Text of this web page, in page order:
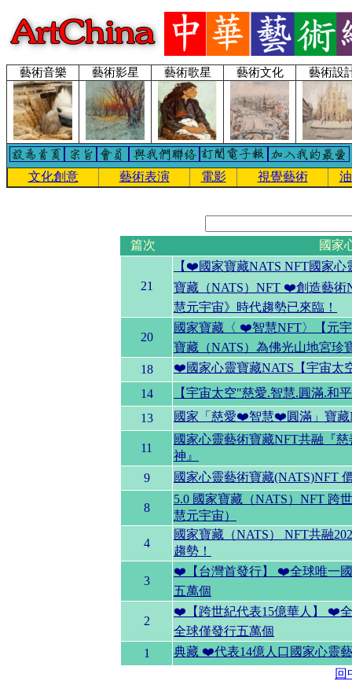
藝術音樂 藝術影星 藝術歌星 藝術文化 藝術設
文化創意 藝術表演 電影 視覺藝術
篇次 國家
21
【❤️國家寶藏NATS NFT國家
寶藏（NATS）NFT ❤️創造藝術
慧元宇宙》時代趨勢已來臨！
20
國家寶藏〈 ❤️智慧NFT〉【元
寶藏（NATS）為佛光山地宮珍
18
❤️國家心靈寶藏NATS【宇宙太
14
【宇宙太空"慈愛.智慧.圓滿.和
13
國家「慈愛❤️智慧❤️圓滿」寶藏
11
國家心靈藝術寶藏NFT共融『
神』
9
國家心靈藝術寶藏(NATS)NFT
8
5.0 國家寶藏（NATS）NFT 跨
慧元宇宙）
4
國家寶藏（NATS） NFT共融
趨勢！
3
❤️【台灣首發行】 ❤️全球唯一
五萬個
2
❤️【跨世紀代表15億華人】 ❤️
全球僅發行五萬個
1
典藏 ❤️代表14億人口國家心靈
回